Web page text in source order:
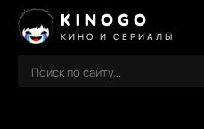
KINOGO
КИНО И СЕРИАЛЫ